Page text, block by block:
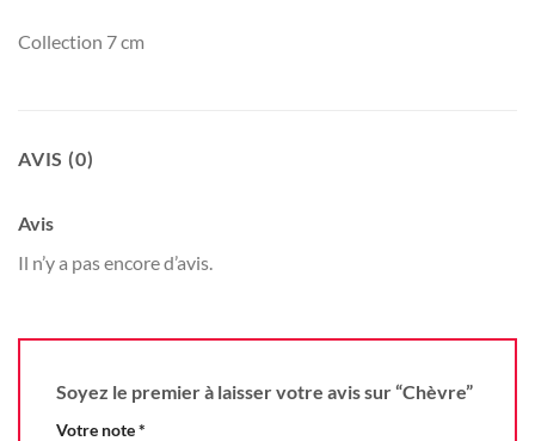
Collection 7 cm
AVIS (0)
Avis
Il n’y a pas encore d’avis.
Soyez le premier à laisser votre avis sur “Chèvre”
Votre note*